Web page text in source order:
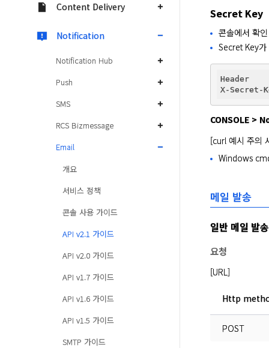
Content Delivery
Notification
Notification Hub
Push
SMS
RCS Bizmessage
Email
개요
서비스 정책
콘솔 사용 가이드
API v2.1 가이드
API v2.0 가이드
API v1.7 가이드
API v1.6 가이드
API v1.5 가이드
SMTP 가이드
Secret Key
콘솔에서 확
Secret Key가
Header
X-Secret-
CONSOLE >
[curl 예시 주의
Windows
메일 발송
일반 메일 발송
요청
[URL]
Http
POST